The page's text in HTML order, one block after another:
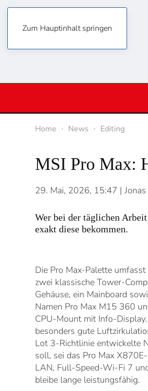
Zum Hauptinhalt springen
Home News Editing
MSI Pro Max:
29. Mai, 2026, 15:47 |
Wer bei der täglichen
exakt diese bekommen.
Die Pro Max-Palette
zwei klassische Tower-
Gehäuse, ein Mainboard
Namen Pro Max M15 360
CPU-Mount mit Info-
besonders gute
Lot 3-Richtlinie entwickelte
soll, sei das Pro Max
LAN, Full-Speed-Wi-Fi 7
bleibe lange leistungsfähig.